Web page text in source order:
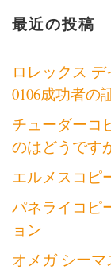
最近の投稿
ロレックス
0106成功者の
チューダーコ
のはどうです
エルメスコピ
パネライコピ
ョン
オメガ シー